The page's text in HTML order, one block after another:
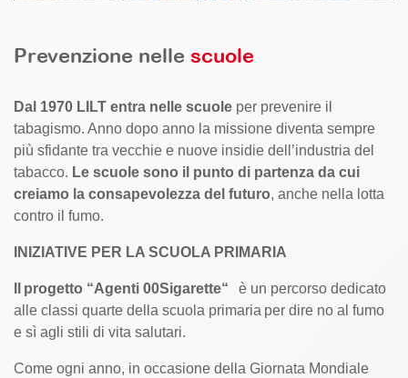
Prevenzione nelle scuole
Dal 1970 LILT entra nelle scuole per prevenire il
tabagismo. Anno dopo anno la missione diventa sempre
più sfidante tra vecchie e nuove insidie dell’industria del
tabacco. Le scuole sono il punto di partenza da cui
creiamo la consapevolezza del futuro, anche nella lotta
contro il fumo.
INIZIATIVE PER LA SCUOLA PRIMARIA
progetto “Agenti 00Sigarette“
è un percorso dedicato
alle classi quarte della scuola primaria per dire no al fumo
e sì agli stili di vita salutari.
Come ogni anno, in occasione della Giornata Mondiale